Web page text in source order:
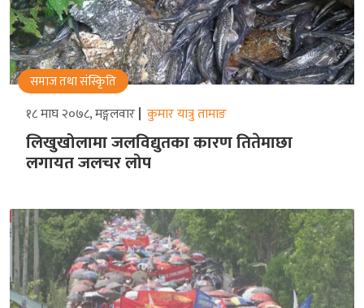
समाज तथा संस्किृति
१८ माघ २०७८, मङ्गलवार कुमार यात्रु तामाङ
लिखुखोलामा जलविद्युतका कारण तितेमाछा
लगायत जलचर लोप